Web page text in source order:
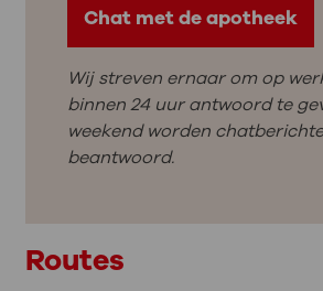
Chat met de apotheek
Wij streven ernaar om op
binnen 24 uur antwoord te
weekend worden
beantwoord.
Routes